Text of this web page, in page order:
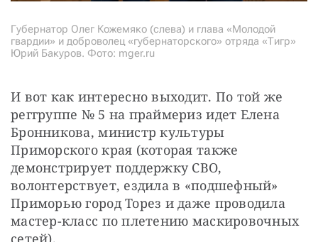
Губернатор Олег Кожемяко (слева) и глава «Молодой
гвардии» и доброволец «губернаторского» отряда «Тигр»
Юрий Бакуров. Фото: mger.ru
И вот как интересно выходит. По той же
реггруппе № 5 на праймериз идет Елена
Бронникова, министр культуры
Приморского края (которая также
демонстрирует поддержку СВО,
волонтерствует, ездила в «подшефный»
Приморью город Торез и даже проводила
мастер-класс по плетению маскировочных
сетей).